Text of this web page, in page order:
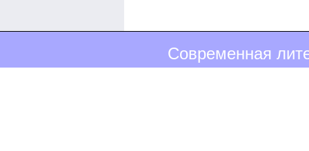
Современная